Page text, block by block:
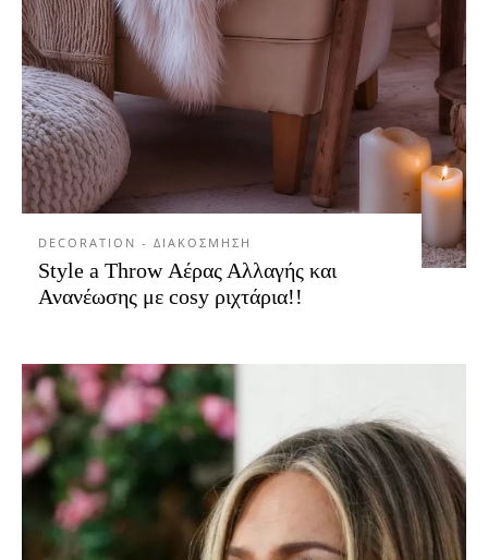
DECORATION - ΔΙΑΚΟΣΜΗΣΗ
Style a Throw Αέρας Αλλαγής και
Ανανέωσης με cosy ριχτάρια!!